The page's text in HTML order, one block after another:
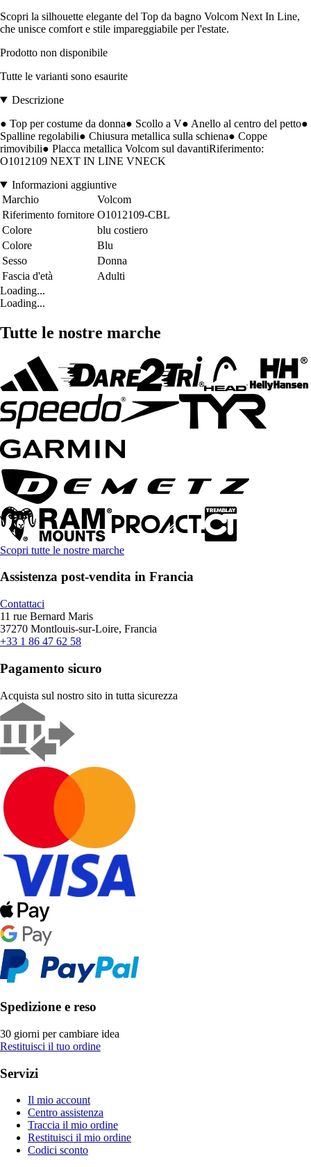
Scopri la silhouette elegante del Top da bagno Volcom Next In Line,
che unisce comfort e stile impareggiabile per l'estate.
Prodotto non disponibile
Tutte le varianti sono esaurite
Descrizione
● Top per costume da donna● Scollo a V● Anello al centro del petto●
Spalline regolabili● Chiusura metallica sulla schiena● Coppe
rimovibili● Placca metallica Volcom sul davantiRiferimento:
O1012109 NEXT IN LINE VNECK
Informazioni aggiuntive
Marchio
Volcom
Riferimento fornitore O1012109-CBL
Colore
blu costiero
Colore
Blu
Sesso
Donna
Fascia d'età
Adulti
Loading...
Loading...
Tutte le nostre marche
Scopri tutte le nostre marche
Assistenza post-vendita in Francia
Contattaci
11 rue Bernard Maris
37270 Montlouis-sur-Loire, Francia
+33 1 86 47 62 58
Pagamento sicuro
Acquista sul nostro sito in tutta sicurezza
Spedizione e reso
30 giorni per cambiare idea
Restituisci il tuo ordine
Servizi
Il mio account
Centro assistenza
Traccia il mio ordine
Restituisci il mio ordine
Codici sconto